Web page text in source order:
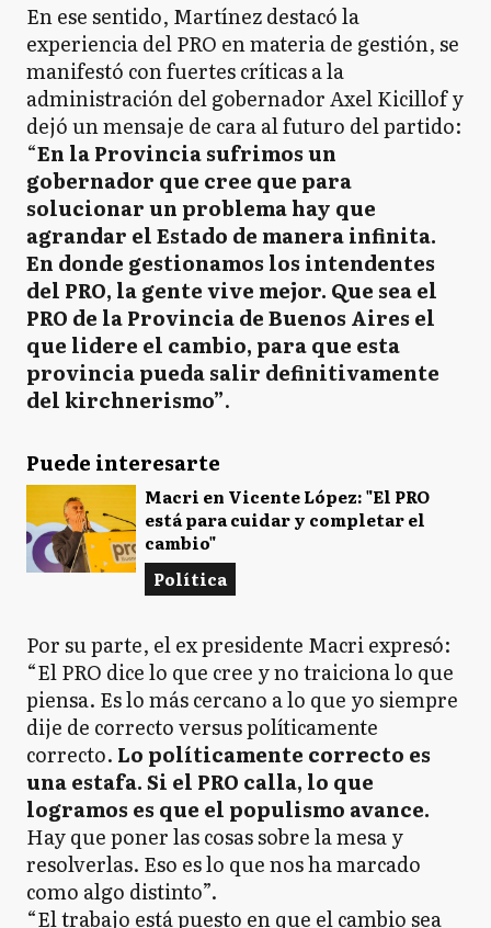
En ese sentido, Martínez destacó la
experiencia del PRO en materia de gestión, se
manifestó con fuertes críticas a la
administración del gobernador Axel Kicillof y
dejó un mensaje de cara al futuro del partido:
“En la Provincia sufrimos un
gobernador que cree que para
solucionar un problema hay que
agrandar el Estado de manera infinita.
En donde gestionamos los intendentes
del PRO, la gente vive mejor. Que sea el
PRO de la Provincia de Buenos Aires el
que lidere el cambio, para que esta
provincia pueda salir definitivamente
del kirchnerismo”.
Puede interesarte
Macri en Vicente López: "El PRO
está para cuidar y completar el
cambio"
Política
Por su parte, el ex presidente Macri expresó:
“El PRO dice lo que cree y no traiciona lo que
piensa. Es lo más cercano a lo que yo siempre
dije de correcto versus políticamente
correcto. Lo políticamente correcto es
una estafa. Si el PRO calla, lo que
logramos es que el populismo avance.
Hay que poner las cosas sobre la mesa y
resolverlas. Eso es lo que nos ha marcado
como algo distinto”.
“El trabajo está puesto en que el cambio sea